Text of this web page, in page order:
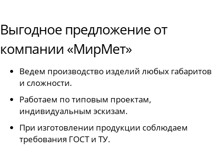
Выгодное предложение от
компании «МирМет»
Ведем производство изделий любых габаритов
и сложности.
Работаем по типовым проектам,
индивидуальным эскизам.
При изготовлении продукции соблюдаем
требования ГОСТ и ТУ.